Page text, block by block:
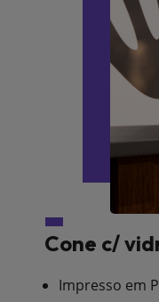
Cone c/
Impresso em